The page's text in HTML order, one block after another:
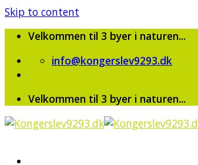
Skip to content
Velkommen til 3 byer i naturen...
info@kongerslev9293.dk
Velkommen til 3 byer i naturen...